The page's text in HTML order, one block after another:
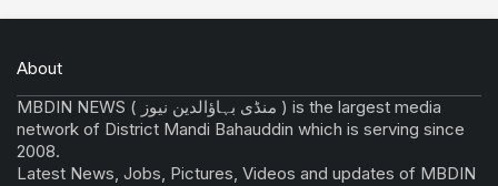
About
MBDIN NEWS ( منڈی بہاؤالدین نیوز ) is the largest media
network of District Mandi Bahauddin which is serving since
2008.
Latest News, Jobs, Pictures, Videos and updates of MBDIN